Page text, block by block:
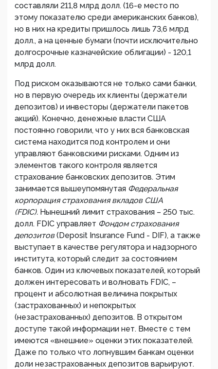
составляли 211,8 млрд долл. (16-е место по
этому показателю среди американских банков),
но в них на кредиты пришлось лишь 73,6 млрд
долл., а на ценные бумаги (почти исключительно
долгосрочные казначейские облигации) - 120,1
млрд долл.
Под риском оказываются не только сами банки,
но в первую очередь их клиенты (держатели
депозитов) и инвесторы (держатели пакетов
акций). Конечно, денежные власти США
постоянно говорили, что у них вся банковская
система находится под контролем и они
управляют банковскими рисками. Одним из
элементов такого контроля является
страхование банковских депозитов. Этим
занимается вышеупомянутая Федеральная
корпорация страхования вкладов США
(FDIC). Нынешний лимит страхования – 250 тыс.
долл. FDIC управляет Фондом страхования
депозитов(Deposit Insurance Fund - DIF), а также
выступает в качестве регулятора и надзорного
института, который следит за состоянием
банков. Один из ключевых показателей, который
должен интересовать и волновать FDIC, –
процент и абсолютная величина покрытых
(застрахованных) и непокрытых
(незастрахованных) депозитов. В открытом
доступе такой информации нет. Вместе с тем
имеются «внешние» оценки этих показателей.
Даже по только что лопнувшим банкам оценки
доли незастрахованных депозитов варьируют.